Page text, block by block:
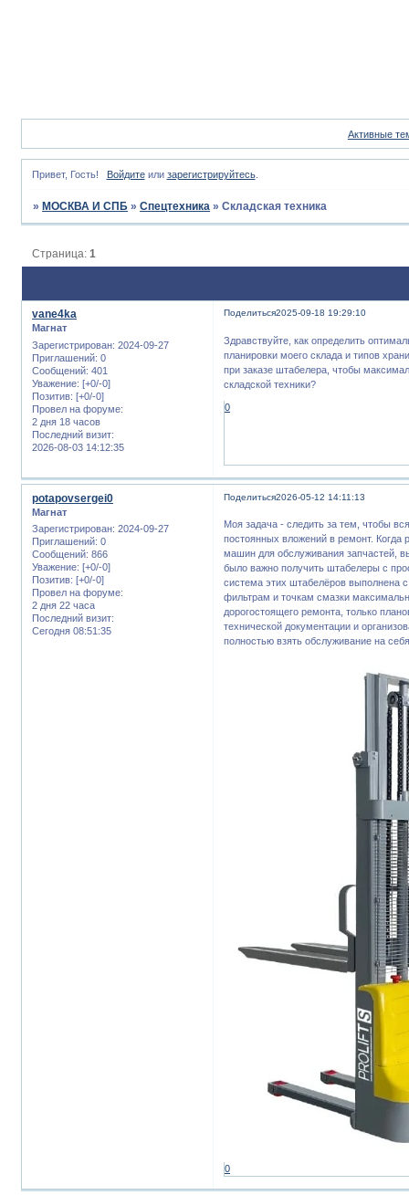
Активные
Привет, Гость! Войдитеили зарегистрируйтесь.
» МОСКВА И СПБ »Спецтехника »Складская техника
Страница:1
Поделиться2025-09-18 19:29:10
vane4ka
Магнат
Зарегистрирован: 2024-09-27
Приглашений: 0
Сообщений: 401
Уважение: [+0/-0]
Позитив: [+0/-0]
Провел на форуме:
2 дня 18 часов
Последний визит:
2026-08-03 14:12:35
Здравствуйте, как определить
планировки моего склада и типов
при заказе штабелера, чтобы
складской техники?
0
Поделиться2026-05-12 14:11:13
potapovsergei0
Магнат
Зарегистрирован: 2024-09-27
Приглашений: 0
Сообщений: 866
Уважение: [+0/-0]
Позитив: [+0/-0]
Провел на форуме:
2 дня 22 часа
Последний визит:
Сегодня 08:51:35
Моя задача - следить за тем, чтобы
постоянных вложений в ремонт. Когда
машин для обслуживания запчастей,
было важно получить штабелеры с
система этих штабелёров выполнена
фильтрам и точкам смазки
дорогостоящего ремонта, только
технической документации и
полностью взять обслуживание на
0